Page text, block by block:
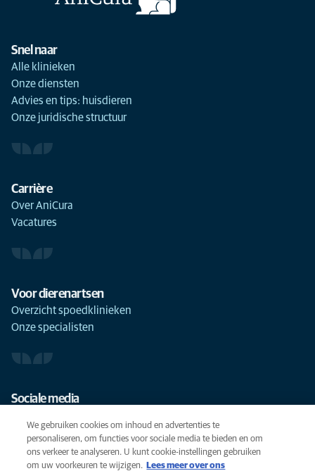
Snel naar
Alle klinieken
Onze diensten
Advies en tips: huisdieren
Onze juridische structuur
Carrière
Over AniCura
Vacatures
Voor dierenartsen
Overzicht spoedklinieken
Onze specialisten
Sociale media
We gebruiken cookies om inhoud en advertenties te
personaliseren, om functies voor sociale media te bieden en om
ons verkeer te analyseren. U kunt cookie-instellingen gebruiken
om uw voorkeuren te wijzigen.
Lees meer over ons